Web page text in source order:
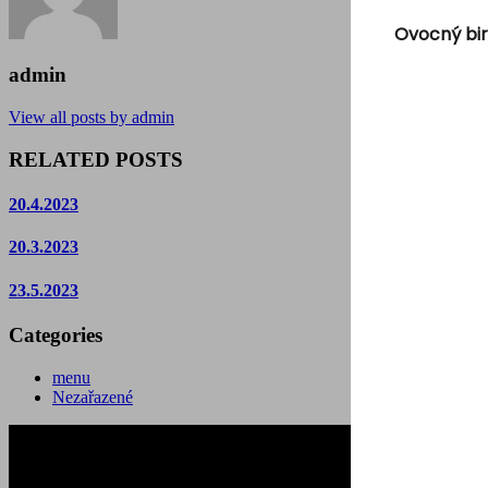
admin
View all posts by admin
RELATED POSTS
20.4.2023
20.3.2023
23.5.2023
Categories
menu
Nezařazené
Ovocný